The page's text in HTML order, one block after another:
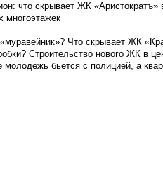
что скрывает ЖК «Аристократъ»
многоэтажек
Что скрывает ЖК
Строительство нового ЖК в
бьется с полицией, а